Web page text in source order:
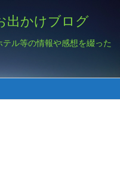
出かけブログ
ル等の情報や感想を綴った